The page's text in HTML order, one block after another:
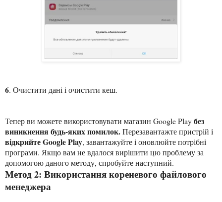
6. Очистити дані і очистити кеш.
Тепер ви можете використовувати магазин Google Playбез
виникнення будь-яких помилок.Перезавантажте пристрій і
відкрийте Google Play, завантажуйте і оновлюйте потрібні
програми. Якщо вам не вдалося вирішити цю проблему за
допомогою даного методу, спробуйте наступний.
Метод 2: Використання кореневого файлового
менеджера